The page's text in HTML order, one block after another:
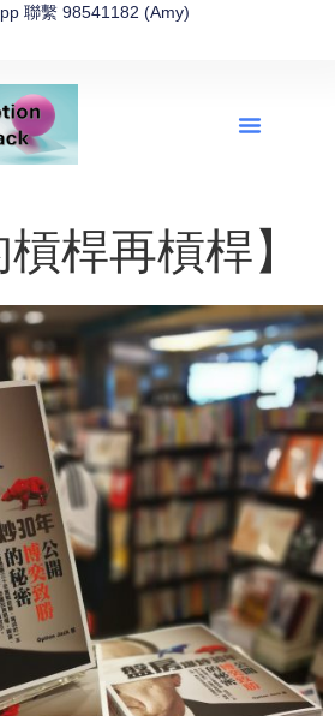
聯繫 98541182 (Amy)
槓桿再槓桿】